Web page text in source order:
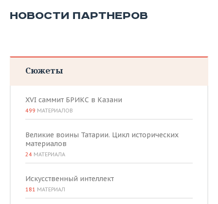
НОВОСТИ ПАРТНЕРОВ
Сюжеты
XVI саммит БРИКС в Казани
499 МАТЕРИАЛОВ
Великие воины Татарии. Цикл исторических
материалов
24 МАТЕРИАЛА
Искусственный интеллект
181 МАТЕРИАЛ